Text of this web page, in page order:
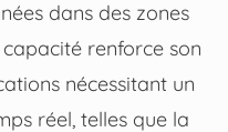
dans des zones
renforce son
nécessitant un
réel, telles que la